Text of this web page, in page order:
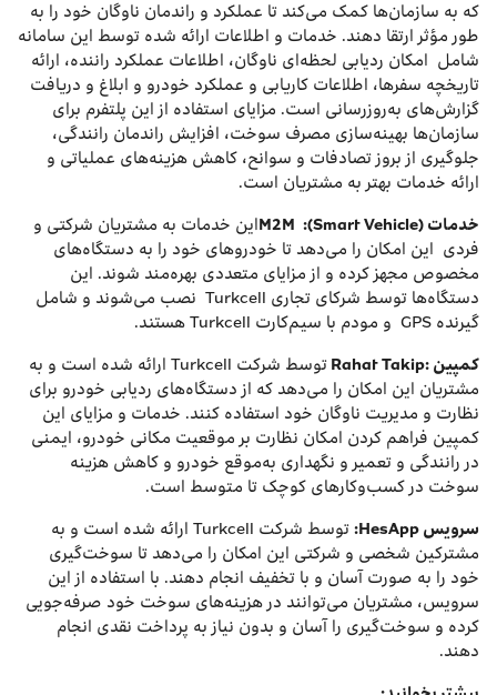
که به سازمان‌ها کمک می‌کند تا عملکرد و راندمان ناوگان خود را به
طور مؤثر ارتقا دهند. خدمات و اطلاعات ارائه شده توسط این سامانه
شامل امکان ردیابی لحظه‌ای ناوگان، اطلاعات عملکرد راننده، ارائه
تاریخچه سفرها، اطلاعات کاریابی و عملکرد خودرو و ابلاغ و دریافت
گزارش‌های به‌روزرسانی است. مزایای استفاده از این پلتفرم برای
سازمان‌ها بهینه‌سازی مصرف سوخت، افزایش راندمان رانندگی،
جلوگیری از بروز تصادفات و سوانح، کاهش هزینه‌های عملیاتی و
ارائه خدمات بهتر به مشتریان است.
خدمات
M2M :(Smart Vehicle)
این خدمات به مشتریان شرکتی و
فردی این امکان را می‌دهد تا خودروهای خود را به دستگاه‌های
مخصوص مجهز کرده و از مزایای متعددی بهره‌مند شوند. این
دستگاه‌ها توسط شرکای تجاری Turkcell نصب می‌شوند و شامل
گیرنده GPS و مودم با سیم‌کارت Turkcell هستند.
کمپین :Rahat Takip
توسط شرکت Turkcell ارائه شده است و به
مشتریان این امکان را می‌دهد که از دستگاه‌های ردیابی خودرو برای
نظارت و مدیریت ناوگان خود استفاده کنند. خدمات و مزایای این
کمپین فراهم کردن امکان نظارت بر موقعیت مکانی خودرو، ایمنی
در رانندگی و تعمیر و نگهداری به‌موقع خودرو و کاهش هزینه
سوخت در کسب‌وکارهای کوچک تا متوسط است.
سرویس
:
توسط شرکت Turkcell ارائه شده است و به
مشترکین شخصی و شرکتی این امکان را می‌دهد تا سوخت‌گیری
خود را به صورت آسان و با تخفیف انجام دهند. با استفاده از این
سرویس، مشتریان می‌توانند در هزینه‌های سوخت خود صرفه‌جویی
کرده و سوخت‌گیری را آسان و بدون نیاز به پرداخت نقدی انجام
دهند.